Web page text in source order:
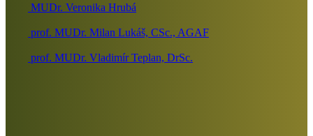
MUDr. Veronika Hrubá
prof. MUDr. Milan Lukáš, CSc., AGAF
prof. MUDr. Vladimír Teplan, DrSc.